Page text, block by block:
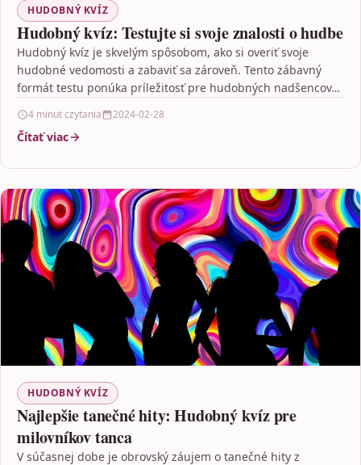
HUDOBNÝ KVÍZ
Hudobný kvíz: Testujte si svoje znalosti o hudbe
Hudobný kvíz je skvelým spôsobom, ako si overiť svoje
hudobné vedomosti a zabaviť sa zároveň. Tento zábavný
formát testu ponúka príležitosť pre hudobných nadšencov…
4 minut czytania 2024-02-28
Čítať viac
HUDOBNÝ KVÍZ
Najlepšie tanečné hity: Hudobný kvíz pre
milovníkov tanca
V súčasnej dobe je obrovský záujem o tanečné hity z